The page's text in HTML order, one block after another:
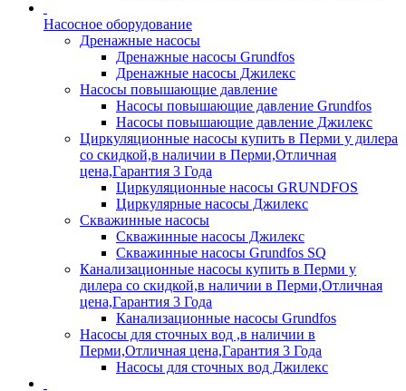
Насосное оборудование
Дренажные насосы
Дренажные насосы Grundfos
Дренажные насосы Джилекс
Насосы повышающие давление
Насосы повышающие давление Grundfos
Насосы повышающие давление Джилекс
Циркуляционные насосы купить в Перми у дилера
со скидкой,в наличии в Перми,Отличная
цена,Гарантия 3 Года
Циркуляционные насосы GRUNDFOS
Циркулярные насосы Джилекс
Скважинные насосы
Скважинные насосы Джилекс
Скважинные насосы Grundfos SQ
Канализационные насосы купить в Перми у
дилера со скидкой,в наличии в Перми,Отличная
цена,Гарантия 3 Года
Канализационные насосы Grundfos
Насосы для сточных вод ,в наличии в
Перми,Отличная цена,Гарантия 3 Года
Насосы для сточных вод Джилекс